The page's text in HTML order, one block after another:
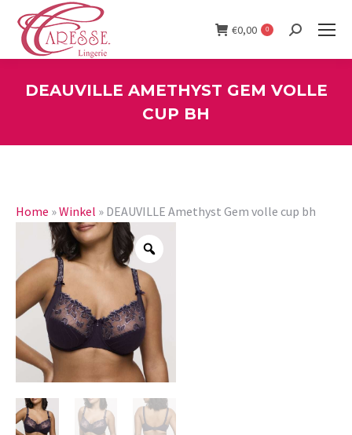
€0,00 0 Search:
DEAUVILLE AMETHYST GEM VOLLE
CUP BH
Home »Winkel » DEAUVILLE Amethyst Gem volle cup bh